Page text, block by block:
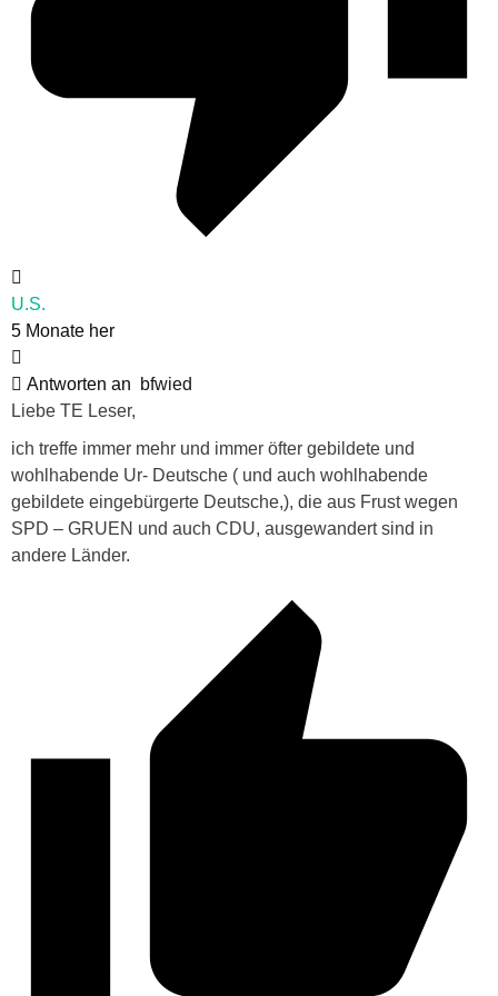
U.S.
5 Monate her
Antworten an
bfwied
Liebe TE Leser,
ich treffe immer mehr und immer öfter gebildete und
wohlhabende Ur- Deutsche ( und auch wohlhabende
gebildete eingebürgerte Deutsche,), die aus Frust wegen
SPD – GRUEN und auch CDU, ausgewandert sind in
andere Länder.